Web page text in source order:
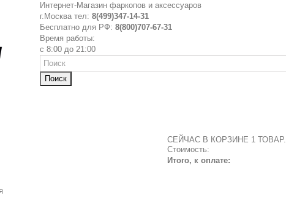
Интернет-Магазин фаркопов и аксессуаров
г.Москва тел: 8(499)347-14-31
Бесплатно для РФ: 8(800)707-67-31
Время работы:
с 8:00 до 21:00
Поиск
СЕЙЧАС В КОРЗИНЕ 1 ТОВАР.
Стоимость:
Итого, к оплате: